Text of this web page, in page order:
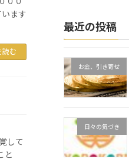
ます
読む
して
と
最近の投稿
お金、引き寄せ
日々の気づき